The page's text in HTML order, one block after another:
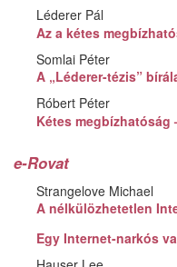
Léderer Pál
Az a kétes
Somlai Péter
A „Léderer-tézis”
Róbert Péter
Kétes megbízhatóság
e-Rovat
Strangelove Michael
A nélkülözhetetlen
Egy Internet-narkós